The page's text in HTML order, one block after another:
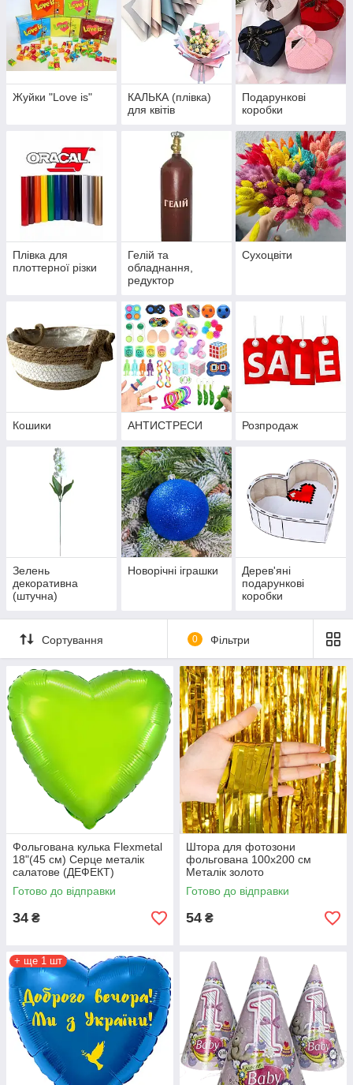
Жуйки "Love is"
КАЛЬКА (плівка)
для квітів
Подарункові
коробки
Плівка для
плоттерної різки
Гелій та
обладнання,
редуктор
Сухоцвіти
Кошики АНТИСТРЕСИ Розпродаж
Зелень
декоративна
(штучна)
Новорічні іграшки
Дерев'яні
подарункові
коробки
Сортування 0 Фільтри
Фольгована кулька Flexmetal
18"(45 см) Серце металік
салатове (ДЕФЕКТ)
Готово до відправки
34 ₴
Штора для фотозони
фольгована 100х200 см
Металік золото
Готово до відправки
54 ₴
+ ще 1 шт